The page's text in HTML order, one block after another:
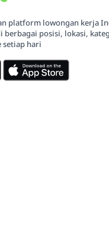
platform lowongan kerja
berbagai posisi, lokasi,
hari